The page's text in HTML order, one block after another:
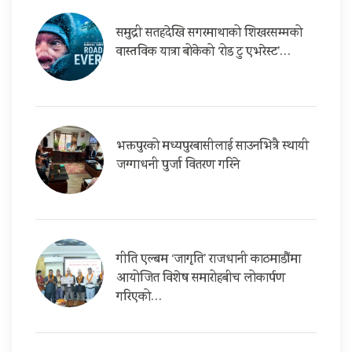
समुद्री सतहदेखि सगरमाथाको शिखरसम्मको
वास्तविक यात्रा बोकेको ‘रोड टु एभरेस्ट’…
भक्तपुरको मध्यपुरबासीलाई साउनभित्रै स्थायी
जग्गाधनी पुर्जा वितरण गरिने
गीति एल्बम ‘जागृति’ राजधानी काठमाडौंमा
आयोजित विशेष समारोहबीच लोकार्पण
गरिएको…